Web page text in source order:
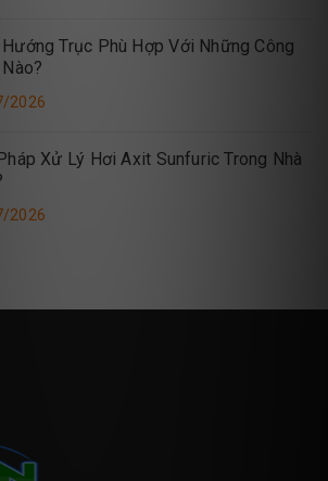
Trục Phù Hợp Với Những Công
2026
Xử Lý Hơi Axit Sunfuric Trong Nhà
2026